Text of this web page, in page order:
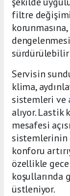
filtre
sürdürülebilir
Servisin
klima,
sistemleri ve
alıyor.
mesafesi
sistemlerinin
konforu
özellikle
üstleniyor.